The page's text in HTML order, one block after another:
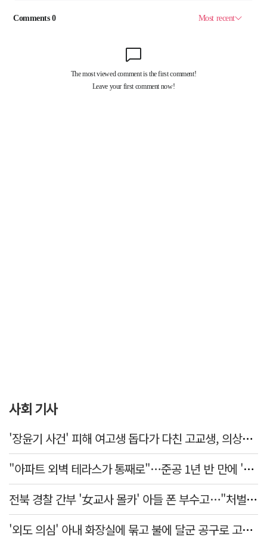
사회 기사
'장윤기 사건' 피해 여고생 돕다가 다친 고교생, 의상자 인정
"아파트 외벽 테라스가 통째로"…준공 1년 반 만에 '아찔 사고'
전북 경찰 간부 '女교사 몰카' 아들 폰 부수고…"처벌 못하는 사안" 내부망에 글
'외도 의심' 아내 화장실에 묶고 불에 달군 공구로 고문…남편 검거